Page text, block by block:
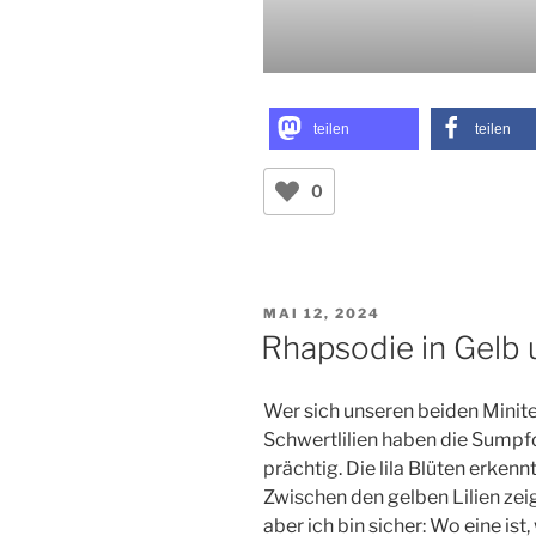
teilen teilen
0
VERÖFFENTLICHT
AM
MAI 12, 2024
Rhapsodie in Gelb
Wer sich unseren beiden
Schwertlilien haben die
prächtig. Die lila Blüten
Zwischen den gelben Lilien
aber ich bin sicher: Wo eine